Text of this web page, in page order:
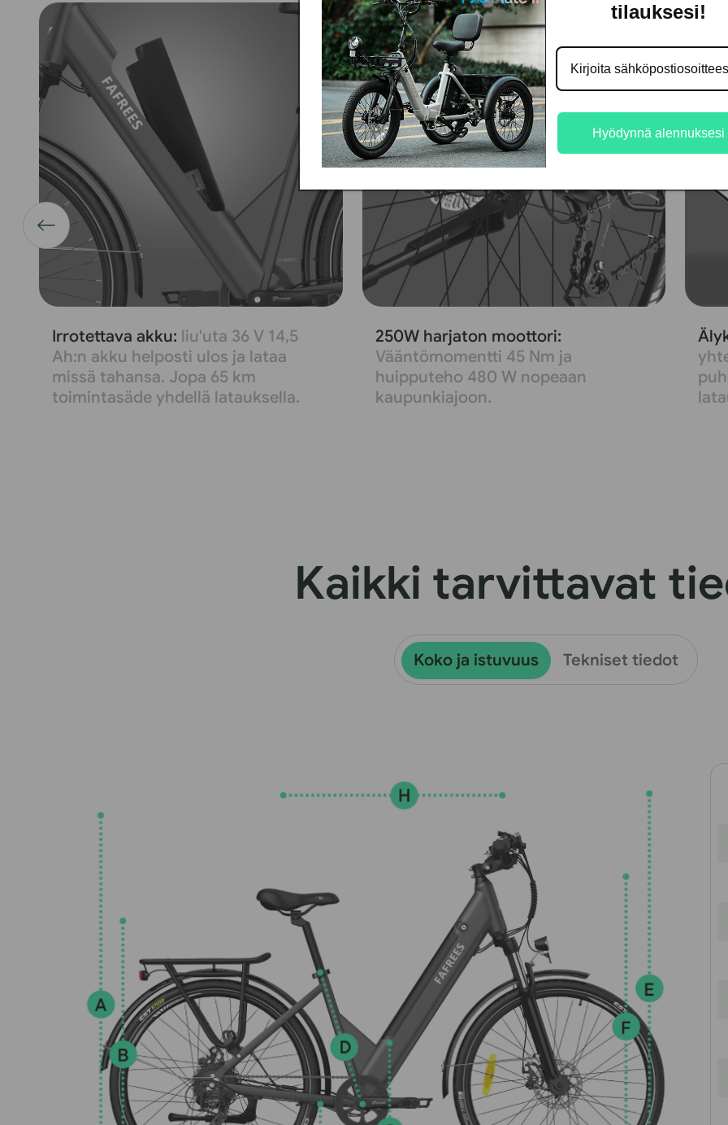
Irrotettava akku: liu'uta 36 V 14,5
Ah:n akku helposti ulos ja lataa
missä tahansa. Jopa 65 km
toimintasäde yhdellä latauksella.
250W harjaton moottori:
Vääntömomentti 45 Nm ja
huipputeho 480 W nopeaan
kaupunkiajoon.
Kaikki tarvittavat
Koko ja istuvuus Tekniset tiedot
tilauksesi!
Hyödynnä alennuksesi